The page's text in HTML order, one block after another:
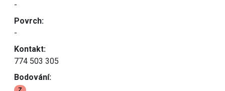
-
Povrch:
-
Kontakt:
774 503 305
Bodování: